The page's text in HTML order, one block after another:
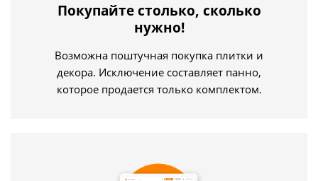
Покупайте столько, сколько
нужно!
Возможна поштучная покупка плитки и
декора. Исключение составляет панно,
которое продается только комплектом.